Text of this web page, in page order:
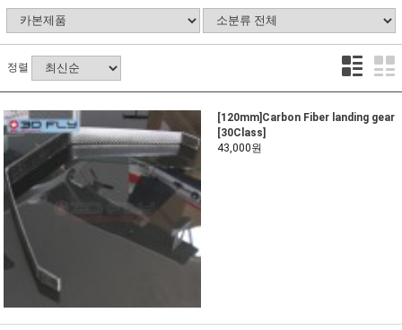
정렬
[120mm]Carbon Fiber landing gear
[30Class]
43,000원